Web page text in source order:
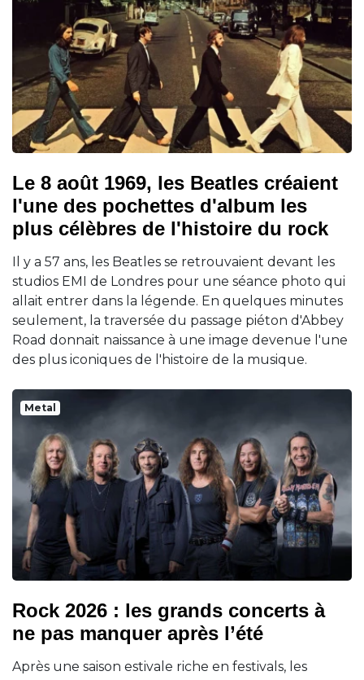
Le 8 août 1969, les Beatles créaient
l'une des pochettes d'album les
plus célèbres de l'histoire du rock
Il y a 57 ans, les Beatles se retrouvaient devant les
studios EMI de Londres pour une séance photo qui
allait entrer dans la légende. En quelques minutes
seulement, la traversée du passage piéton d'Abbey
Road donnait naissance à une image devenue l'une
des plus iconiques de l'histoire de la musique.
Metal
Rock 2026 : les grands concerts à
ne pas manquer après l’été
Après une saison estivale riche en festivals, les